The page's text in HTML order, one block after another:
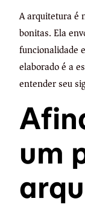
A arquitetura é
bonitas. Ela
funcionalidade
elaborado é a
entender seu
um